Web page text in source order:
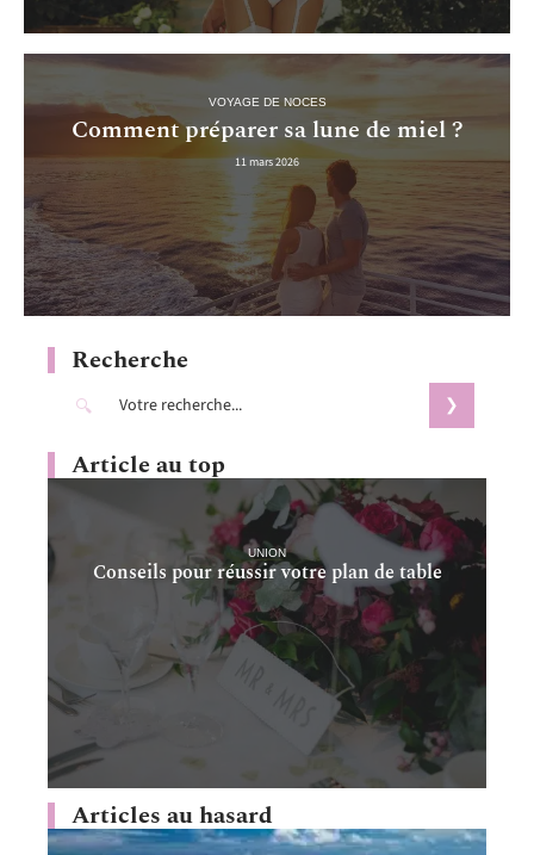
VOYAGE DE NOCES
Comment préparer sa lune de miel ?
11 mars 2026
Recherche
Article au top
UNION
Conseils pour réussir votre plan de table
Articles au hasard